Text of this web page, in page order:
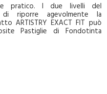
pratico. I due livelli del
riporre agevolmente la
ARTISTRY EXACT FIT può
Pastiglie di Fondotinta